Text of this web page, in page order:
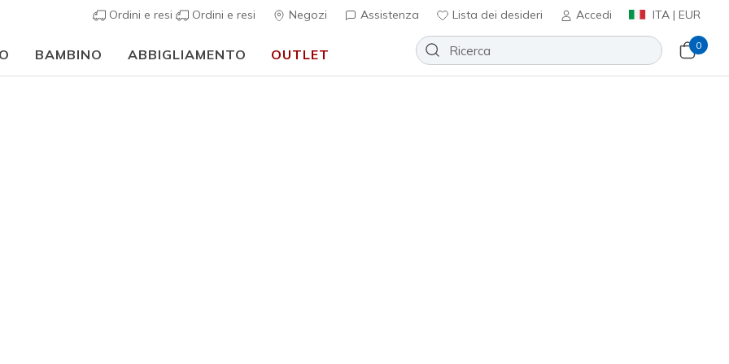
Ordini e resi Ordini e resi Negozi Assistenza Lista dei desideri Accedi ITA | EUR
BAMBINO ABBIGLIAMENTO OUTLET
0